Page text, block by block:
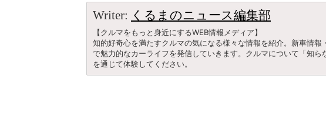
Writer: くるまのニュース編集部
【クルマをもっと身近にするWEB情報メディア】
知的好奇心を満たすクルマの気になる様々な情報を紹介。新車情
で魅力的なカーライフを発信していきます。クルマについて「知
を通じて体験してください。